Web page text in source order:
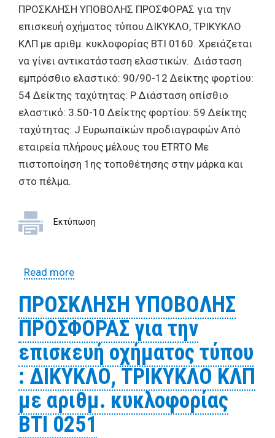
ΠΡΟΣΚΛΗΣΗ ΥΠΟΒΟΛΗΣ ΠΡΟΣΦΟΡΑΣ για την
επισκευή οχήματος τύπου ΔΙΚΥΚΛΟ, ΤΡΙΚΥΚΛΟ
ΚΛΠ με αριθμ. κυκλοφορίας ΒΤΙ 0160. Χρειάζεται
να γίνει αντικατάσταση ελαστικών. Διάσταση
εμπρόσθιο ελαστικό: 90/90-12 Δείκτης φορτίου:
54 Δείκτης ταχύτητας: P Διάσταση οπίσθιο
ελαστικό: 3.50-10 Δείκτης φορτίου: 59 Δείκτης
ταχύτητας: J Ευρωπαϊκών προδιαγραφών Από
εταιρεία πλήρους μέλους του ETRTO Με
πιστοποίηση 1ης τοποθέτησης στην μάρκα και
στο πέλμα.
Εκτύπωση
Read moreabout ΠΡΟΣΚΛΗΣΗ ΥΠΟΒΟΛΗΣ
τύπου ΔΙΚΥΚΛΟ, ΤΡΙΚΥΚΛΟ ΚΛΠ με αριθμ.
κυκλοφορίας ΒΤΙ 0160
ΠΡΟΣΚΛΗΣΗ ΥΠΟΒΟΛΗΣ
ΠΡΟΣΦΟΡΑΣ για την
επισκευή οχήματος τύπου
: ΔΙΚΥΚΛΟ, ΤΡΙΚΥΚΛΟ ΚΛΠ
με αριθμ. κυκλοφορίας
ΒΤΙ 0251